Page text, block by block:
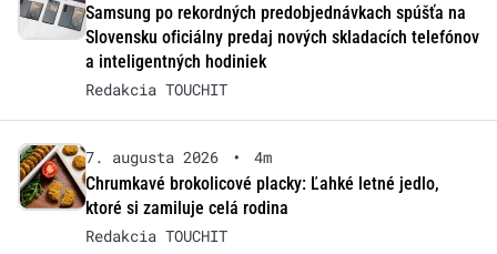
Samsung po rekordných predobjednávkach spúšťa na
Slovensku oficiálny predaj nových skladacích telefónov
a inteligentných hodiniek
Redakcia TOUCHIT
7. augusta 2026 •
4m
Chrumkavé brokolicové placky: Ľahké letné jedlo,
ktoré si zamiluje celá rodina
Redakcia TOUCHIT